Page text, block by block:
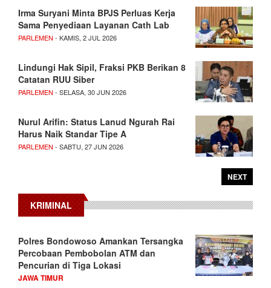
Irma Suryani Minta BPJS Perluas Kerja
Sama Penyediaan Layanan Cath Lab
PARLEMEN - KAMIS, 2 JUL 2026
Lindungi Hak Sipil, Fraksi PKB Berikan 8
Catatan RUU Siber
PARLEMEN - SELASA, 30 JUN 2026
Nurul Arifin: Status Lanud Ngurah Rai
Harus Naik Standar Tipe A
PARLEMEN - SABTU, 27 JUN 2026
NEXT
KRIMINAL
Polres Bondowoso Amankan Tersangka
Percobaan Pembobolan ATM dan
Pencurian di Tiga Lokasi
JAWA TIMUR